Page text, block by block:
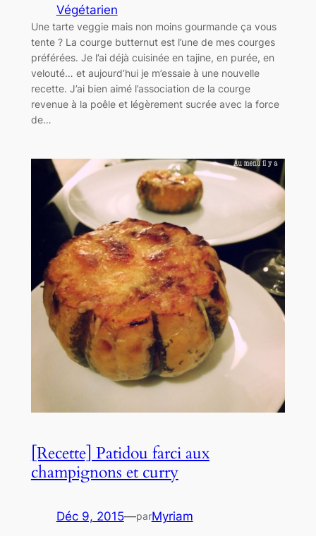
Végétarien
Une tarte veggie mais non moins gourmande ça vous
tente ? La courge butternut est l’une de mes courges
préférées. Je l’ai déjà cuisinée en tajine, en purée, en
velouté… et aujourd’hui je m’essaie à une nouvelle
recette. J’ai bien aimé l’association de la courge
revenue à la poêle et légèrement sucrée avec la force
de…
[Recette] Patidou farci aux
champignons et curry
Déc 9, 2015—parMyriam